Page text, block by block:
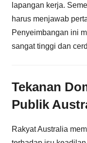
lapangan kerja.
harus menjawab
Penyeimbangan ini
sangat tinggi dan
Tekanan
Publik
Rakyat Australia